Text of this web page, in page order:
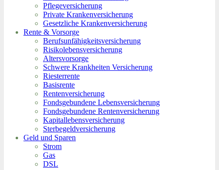
Pflegeversicherung
Private Krankenversicherung
Gesetzliche Krankenversicherung
Rente & Vorsorge
Berufs­unfähigkeitsversicherung
Risikolebensversicherung
Altersvorsorge
Schwere Krankheiten Versicherung
Riesterrente
Basisrente
Rentenversicherung
Fondsgebundene Lebensversicherung
Fondsgebundene Rentenversicherung
Kapitallebensversicherung
Sterbegeldversicherung
Geld und Sparen
Strom
Gas
DSL